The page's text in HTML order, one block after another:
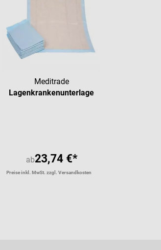
Meditrade
Lagenkrankenunterlage
ab23,74 €*
Preise inkl. MwSt. zzgl. Versandkosten